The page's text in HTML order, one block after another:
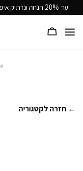
to
content
עד 20% הנחה ונרתיק איפור מתנה בכל רכישה! לשאלות:
← חזרה לקטגוריה